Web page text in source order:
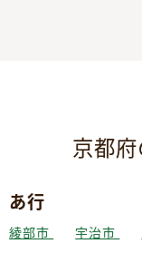
京都
あ行
綾部市 宇治市